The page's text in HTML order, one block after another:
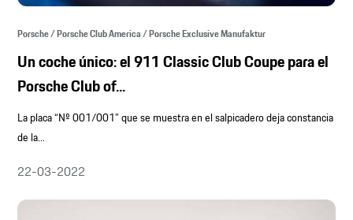
Porsche / Porsche Club America / Porsche Exclusive Manufaktur
Un coche único: el 911 Classic Club Coupe para el
Porsche Club of...
La placa “Nº 001/001” que se muestra en el salpicadero deja constancia
de la...
22-03-2022